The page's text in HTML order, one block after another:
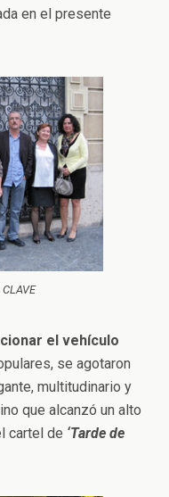
en el presente
el vehículo
se agotaron
multitudinario y
que alcanzó un alto
cartel de ‘Tarde de